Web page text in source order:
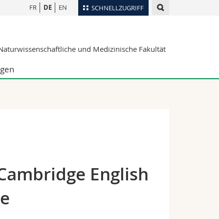
SCHNELLZUGRIFF
Ortsplan
Webmail
FR DE EN
und Medizinische Fakultät
English